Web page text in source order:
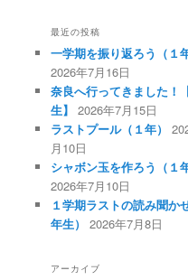
最近の投稿
一学期を振り返ろう（１年
2026年7月16日
奈良へ行ってきました！
生】 2026年7月15日
ラストプール（１年）
月10日
シャボン玉を作ろう（１年
2026年7月10日
１学期ラストの読み聞か
年生）
2026年7月8日
アーカイブ